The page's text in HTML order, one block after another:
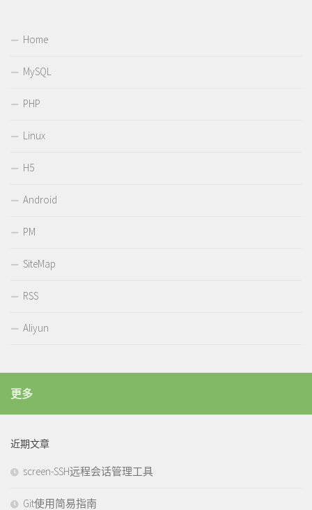
Home
MySQL
PHP
Linux
H5
Android
PM
SiteMap
RSS
Aliyun
更多
近期文章
screen-SSH远程会话管理工具
Git使用简易指南